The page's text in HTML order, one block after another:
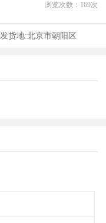
浏览次数： 169次
发货地:北京市朝阳区